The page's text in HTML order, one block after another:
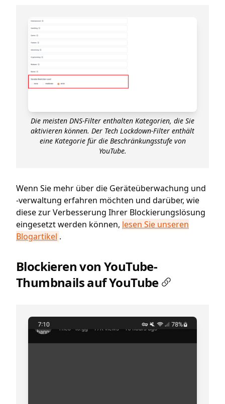
Die meisten DNS-Filter enthalten Kategorien, die Sie
aktivieren können. Der Tech Lockdown-Filter enthält
eine Kategorie für die Beschränkungsstufe von
YouTube.
Wenn Sie mehr über die Geräteüberwachung und
-verwaltung erfahren möchten und darüber, wie
diese zur Verbesserung Ihrer Blockierungslösung
eingesetzt werden können, lesen Sie unseren
Blogartikel .
Blockieren von YouTube-
Thumbnails auf YouTube